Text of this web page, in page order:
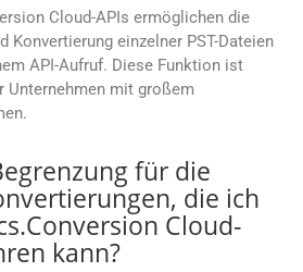
Cloud-APIs ermöglichen die
Konvertierung einzelner PST-Dateien
API-Aufruf. Diese Funktion ist
Unternehmen mit großem
für die
die ich
Cloud-
kann?